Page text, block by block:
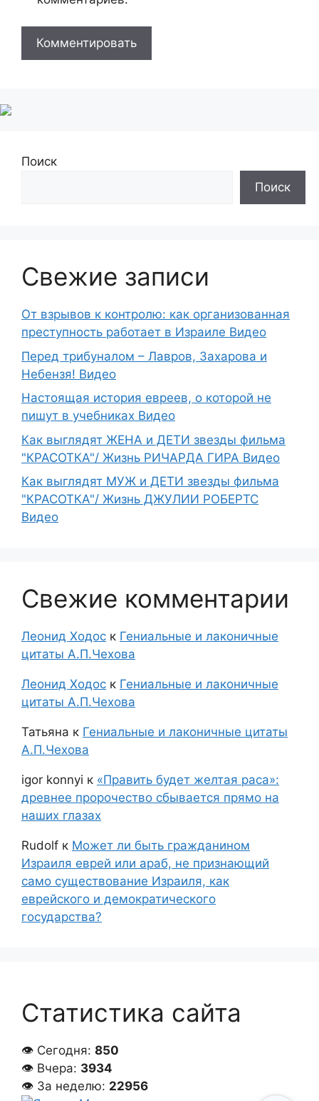
Поиск
Поиск
Свежие записи
От взрывов к контролю: как организованная
преступность работает в Израиле Видео
Перед трибуналом – Лавров, Захарова и
Небензя! Видео
Настоящая история евреев, о которой не
пишут в учебниках Видео
Как выглядят ЖЕНА и ДЕТИ звезды фильма
"КРАСОТКА"/ Жизнь РИЧАРДА ГИРА Видео
Как выглядят МУЖ и ДЕТИ звезды фильма
"КРАСОТКА"/ Жизнь ДЖУЛИИ РОБЕРТС
Видео
Свежие комментарии
Леонид Ходос к Гениальные и лаконичные
цитаты А.П.Чехова
Леонид Ходос к Гениальные и лаконичные
цитаты А.П.Чехова
Татьяна к Гениальные и лаконичные цитаты
А.П.Чехова
igor konnyi к «Править будет желтая раса»:
древнее пророчество сбывается прямо на
наших глазах
Rudolf к Может ли быть гражданином
Израиля еврей или араб, не признающий
само существование Израиля, как
еврейского и демократического
государства?
Статистика сайта
👁 Сегодня: 850
👁 Вчера: 3934
👁 За неделю: 22956